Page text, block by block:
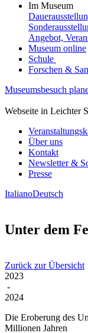
Im Museum
Angebot,
Museum online
Schule
Forschen &
Museumsbesuch
Webseite in Leichter
Über uns
Kontakt
Newsletter &
Presse
ItalianoDeutsch
Unter dem
Zurück zur Übersicht
2023
-
2024
Die Eroberung des
Millionen Jahren